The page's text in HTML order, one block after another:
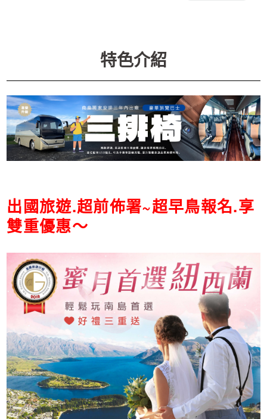
特色介紹
出國旅遊.超前佈署~超早鳥報名.享
雙重優惠～